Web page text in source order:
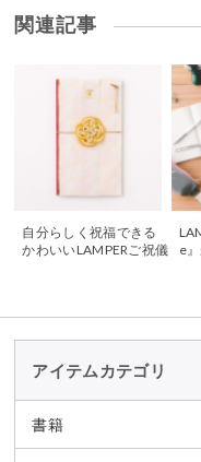
関連記事
自分らしく祝福できる
かわいいLAMPERご祝儀
e
アイテムカテゴリ
書籍